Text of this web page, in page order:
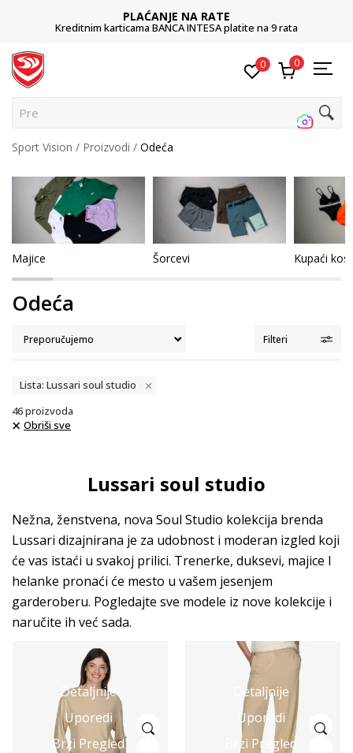
POZOVITE NAS
011 422 1422
0 0
Pretraži saj
Sport Vision Proizvodi Odeća
Majice Šorcevi Kupaći
Odeća
Filteri
Lista: Lussari soul studio
46proizvoda
Obriši sve
Lussari soul studio
Nežna, ženstvena, nova Soul Studio kolekcija brenda
Lussari dizajnirana je za udobnost i moderan izgled koji
će vas istaći u svakoj prilici. Trenerke, duksevi, majice I
helanke pronaći će mesto u vašem jesenjem
garderoberu. Pogledajte sve modele iz nove kolekcije i
naručite ih već sada.
Detaljnije
Uporedi
Brzi Pregled
Detaljnije
Uporedi
Brzi Pregled